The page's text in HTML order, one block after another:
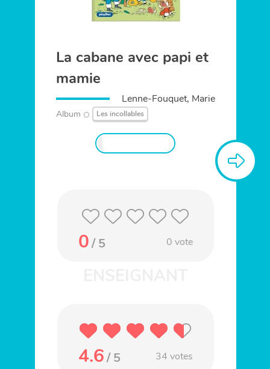
La cabane avec papi et
mamie
Lenne-Fouquet, Marie
Album Les incollables
0/ 5 0 vote
4.6/ 5 34 votes